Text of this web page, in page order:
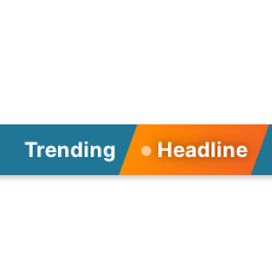
Trending Headline